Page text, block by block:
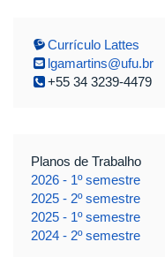
Currículo Lattes
lgamartins@ufu.br
+55 34 3239-4479
Planos de Trabalho
2026 - 1º semestre
2025 - 2º semestre
2025 - 1º semestre
2024 - 2º semestre